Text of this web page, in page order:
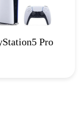
Pro